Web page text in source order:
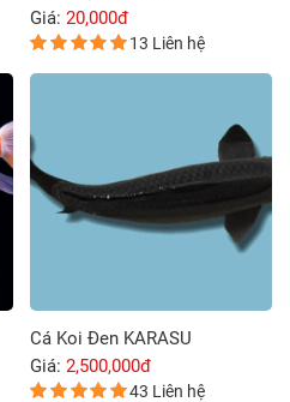
Giá: 20,000đ
13 Liên hệ
Cá Koi Đen KARASU
Giá: 2,500,000đ
43 Liên hệ